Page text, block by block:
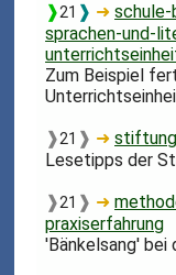
❱21 ❱ ➜
sprachen-und-
Zum Beispiel
❱21 ❱ ➜
Lesetipps der
❱21 ❱ ➜
praxiserfahrung
'Bänkelsang'